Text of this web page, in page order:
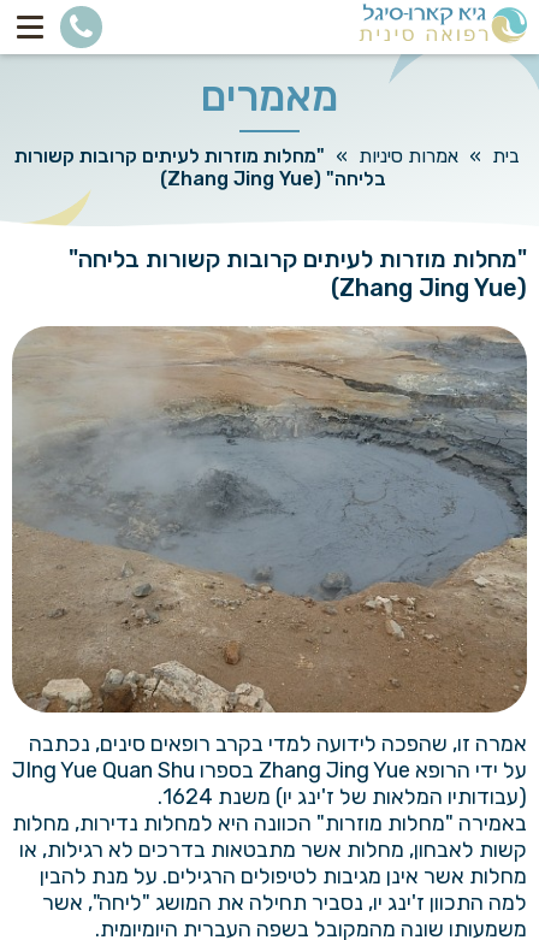
מאמרים
בית » אמרות סיניות » "מחלות מוזרות לעיתים קרובות קשורות
בליחה" (Zhang Jing Yue)
"מחלות מוזרות לעיתים קרובות קשורות בליחה"
(Zhang Jing Yue)
אמרה זו, שהפכה לידועה למדי בקרב רופאים סינים, נכתבה
על ידי הרופא Zhang Jing Yue בספרו JIng Yue Quan Shu
(עבודותיו המלאות של ז'ינג יו) משנת 1624.
באמירה "מחלות מוזרות" הכוונה היא למחלות נדירות, מחלות
קשות לאבחון, מחלות אשר מתבטאות בדרכים לא רגילות, או
מחלות אשר אינן מגיבות לטיפולים הרגילים. על מנת להבין
למה התכוון ז'ינג יו, נסביר תחילה את המושג "ליחה", אשר
משמעותו שונה מהמקובל בשפה העברית היומיומית.